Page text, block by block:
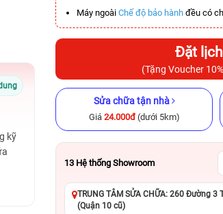
kỹ
Máy ngoài Chế độ bảo hành đều có
Đặt
(Tặng Voucher
Sửa chữa tận nhà
Giá 24.000đ(dưới 5km)
13 Hệ thống Showroom
TRUNG TÂM SỬA CHỮA: 260 Đường 3
(Quận 10 cũ)